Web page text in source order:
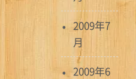
2009年7
月
2009年6